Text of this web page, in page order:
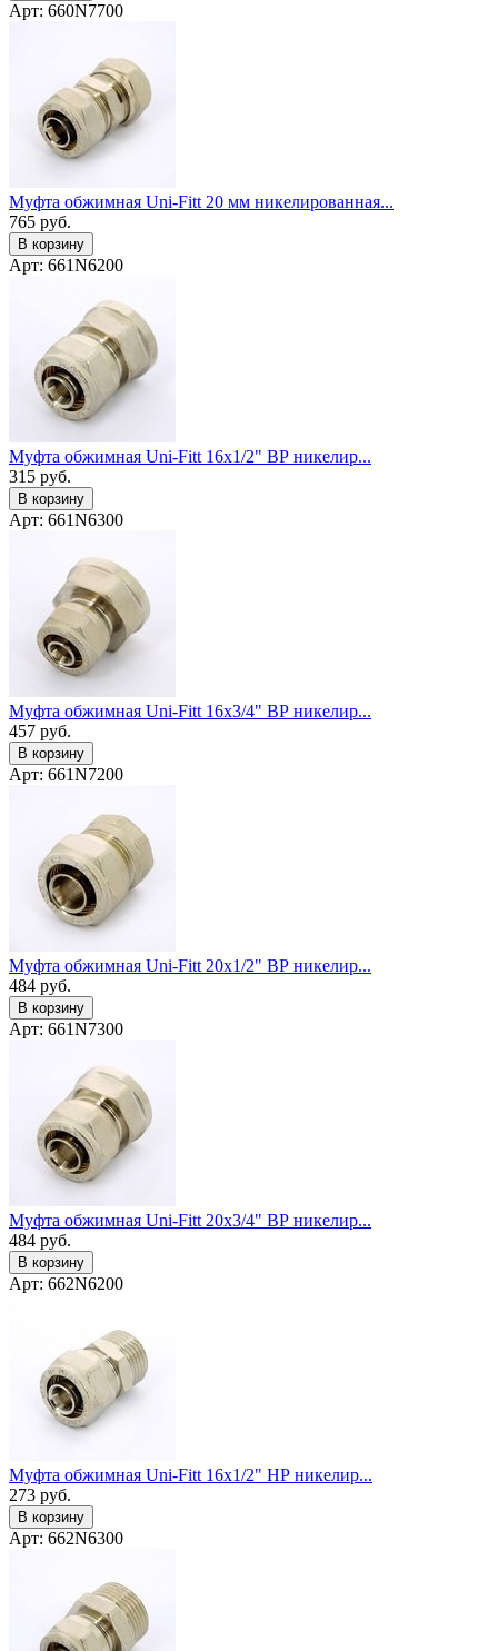
Арт: 660N7700
Муфта обжимная Uni-Fitt 20 мм никелированная...
765 руб.
В корзину
Арт: 661N6200
Муфта обжимная Uni-Fitt 16x1/2" ВР никелир...
315 руб.
В корзину
Арт: 661N6300
Муфта обжимная Uni-Fitt 16x3/4" ВР никелир...
457 руб.
В корзину
Арт: 661N7200
Муфта обжимная Uni-Fitt 20x1/2" ВР никелир...
484 руб.
В корзину
Арт: 661N7300
Муфта обжимная Uni-Fitt 20x3/4" ВР никелир...
484 руб.
В корзину
Арт: 662N6200
Муфта обжимная Uni-Fitt 16x1/2" НР никелир...
273 руб.
В корзину
Арт: 662N6300